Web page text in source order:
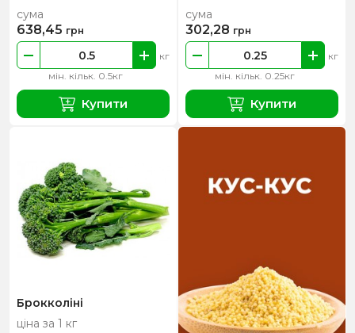
мін. кільк. 0.5кг
кг
сума
638,45 грн
Купити
мін. кільк. 0.25кг
кг
сума
302,28 грн
Купити
Брокколіні
ціна за 1 кг